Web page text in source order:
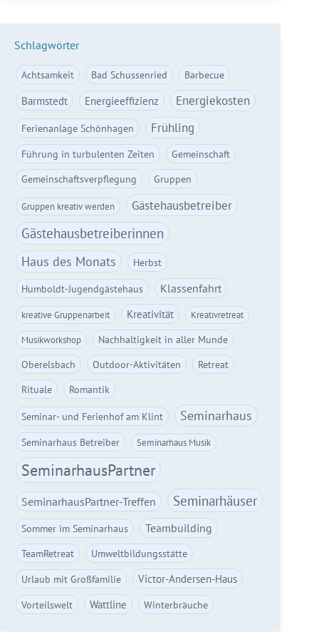
Schlagwörter
Achtsamkeit Bad Schussenried Barbecue
Barmstedt Energieeffizienz Energiekosten
Ferienanlage Schönhagen Frühling
Führung in turbulenten Zeiten
Gemeinschaft
Gemeinschaftsverpflegung
Gruppen
Gruppen kreativ werden Gästehausbetreiber
Gästehausbetreiberinnen
Haus des Monats
Herbst
Humboldt-Jugendgästehaus
Klassenfahrt
kreative Gruppenarbeit Kreativität Kreativretreat
Musikworkshop
Nachhaltigkeit in aller Munde
Oberelsbach
Outdoor-Aktivitäten
Retreat
Rituale
Romantik
Seminar- und Ferienhof am Klint
Seminarhaus
Seminarhaus Betreiber Seminarhaus Musik
SeminarhausPartner
SeminarhausPartner-Treffen Seminarhäuser
Sommer im Seminarhaus Teambuilding
TeamRetreat
Umweltbildungsstätte
Urlaub mit Großfamilie
Victor-Andersen-Haus
Vorteilswelt Wattline Winterbräuche